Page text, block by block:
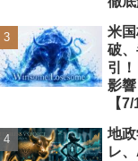
米
破
引
影
【7/
地
レ